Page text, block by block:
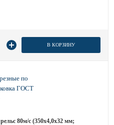
В КОРЗИНУ
80м/с (350х4,0х32 мм;